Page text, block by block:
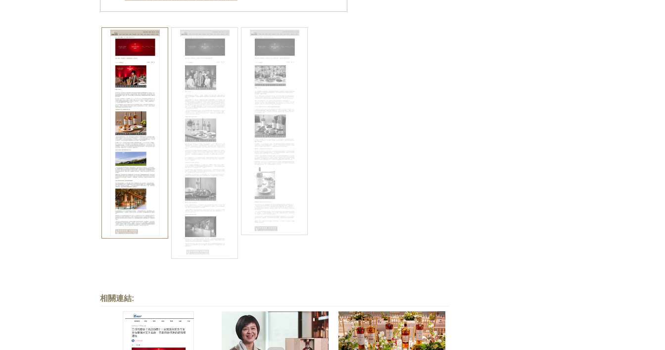
相關連結: